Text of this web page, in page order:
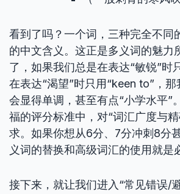
看到了吗？一个词，三种完全不同
的中文含义。这正是多义词的魅力
了，如果我们总是在表达“敏锐”时
在表达“渴望”时只用“keen to”，
会显得单调，甚至有点“小学水平”
福的评分标准中，对“词汇广度与
求。如果你想从6分、7分冲刺8分
义词的替换和高级词汇的使用就是
接下来，就让我们进入“常见错误/